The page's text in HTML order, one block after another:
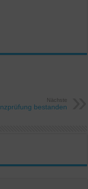
Nächste
bestanden